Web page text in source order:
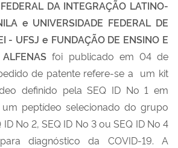
DA INTEGRAÇÃO LATINO-
e UNIVERSIDADE FEDERAL DE
- UFSJ e FUNDAÇÃO DE ENSINO E
ALFENASfoi publicado em 04 de
de patente refere-se a um kit
definido pela SEQ ID No 1 em
peptídeo selecionado do grupo
No 2, SEQ ID No 3 ou SEQ ID No 4
diagnóstico da COVID-19. A